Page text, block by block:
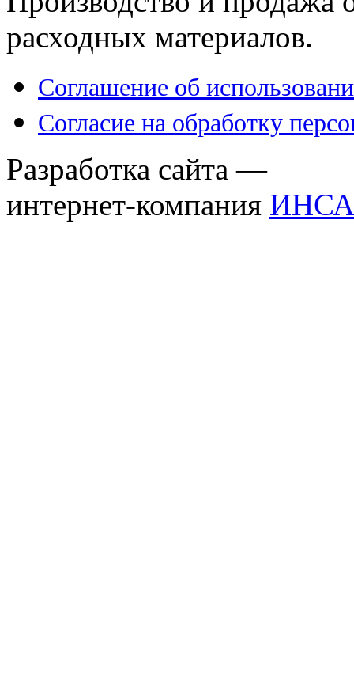
расходных материалов.
Соглашение об
Согласие на обработку
Разработка сайта —
интернет-компания